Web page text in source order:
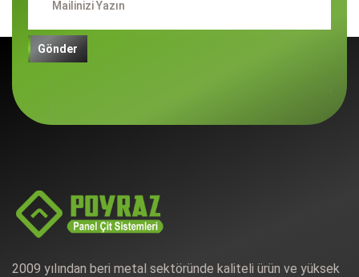
Gönder
2009 yılından beri metal sektöründe kaliteli ürün ve yüksek